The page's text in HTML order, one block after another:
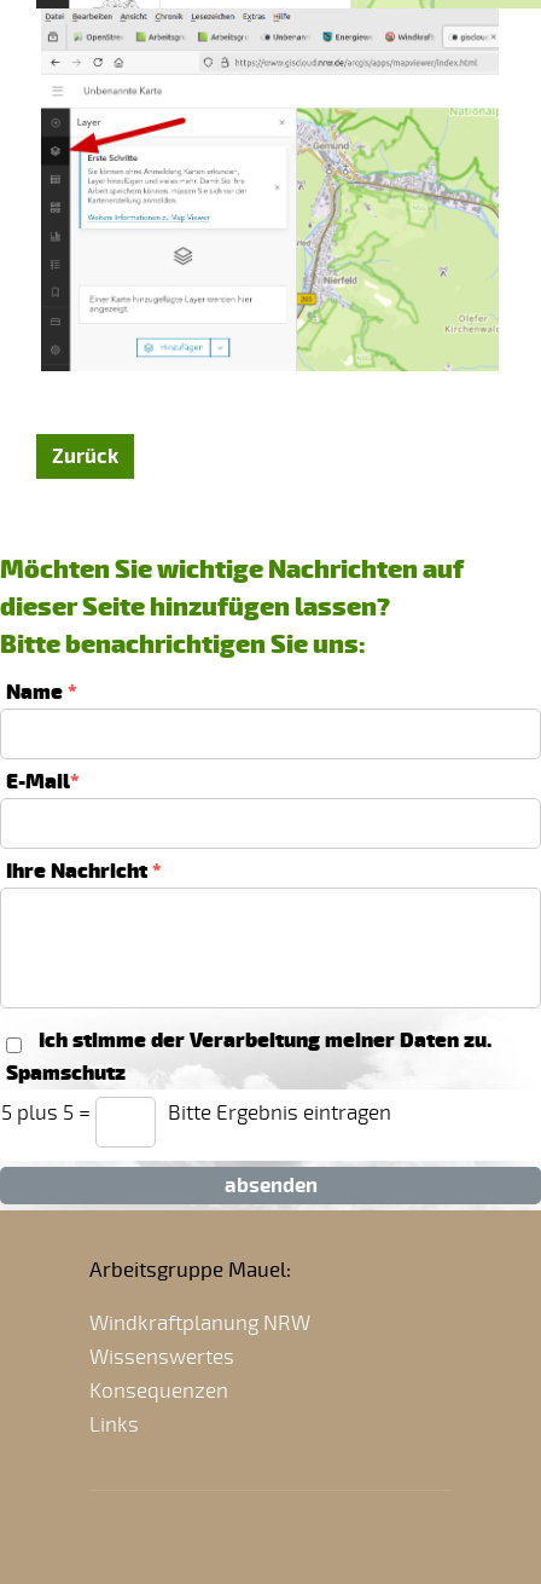
Zurück
Möchten Sie wichtige Nachrichten auf
dieser Seite hinzufügen lassen?
Bitte benachrichtigen Sie uns:
Name*
E-Mail*
Ihre Nachricht*
Ich stimme der Verarbeitung meiner Daten zu.
Spamschutz
5 plus 5 = Bitte Ergebnis eintragen
absenden
Arbeitsgruppe Mauel:
Windkraftplanung NRW
Wissenswertes
Konsequenzen
Links